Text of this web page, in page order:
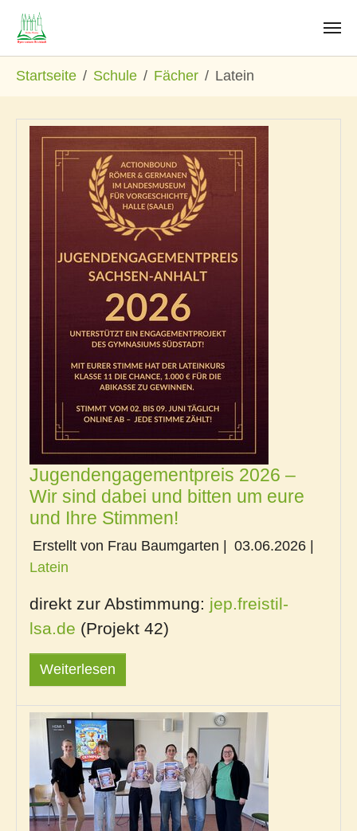
Startseite Schule Fächer Latein
Jugendengagementpreis 2026 –
Wir sind dabei und bitten um eure
und Ihre Stimmen!
Erstellt von Frau Baumgarten | 03.06.2026
Latein
direkt zur Abstimmung: jep.freistil-
lsa.de (Projekt 42)
Weiterlesen